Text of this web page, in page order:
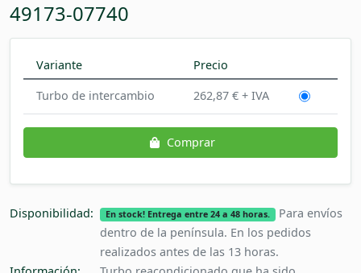
49173-07740
Variante
Precio
Turbo de intercambio
262,87 € + IVA
Comprar
Disponibilidad: En stock! Entrega entre 24 a 48 horas.
Para envíos
dentro de la península. En los pedidos
realizados antes de las 13 horas.